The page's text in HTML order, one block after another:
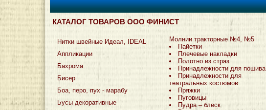
КАТАЛОГ ТОВАРОВ ООО ФИНИСТ
Нитки швейные Идеал, IDEAL
Аппликации
Бахрома
Бисер
Боа, перо, пух - марабу
Бусы декоративные
Молнии тракторные №4, №5
Пайетки
Плечевые накладки
Полотно из страз
Принадлежности для пошива
Принадлежности для
театральных костюмов
Пряжки
Пуговицы
Пудра – блеск